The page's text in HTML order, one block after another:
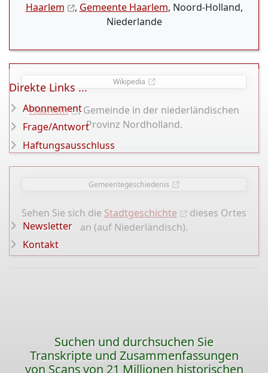
Haarlem , Gemeente Haarlem, Noord-Holland,
Niederlande
Wikipedia
Haarlem
, Gemeinde in der niederländischen
Provinz Nordholland.
Gemeentegeschiedenis
Sehen Sie sich die Stadtgeschichte
dieses Ortes
an (auf Niederländisch).
Direkte Links ...
Abonnement
Frage/Antwort
Haftungsausschluss
Newsletter
Kontakt
Suchen und durchsuchen Sie
Transkripte und Zusammenfassungen
von Scans von 21 Millionen historischen